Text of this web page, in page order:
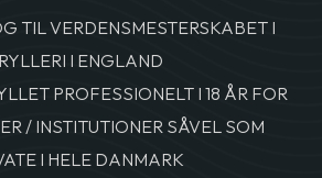
TIL VERDENSMESTERSKABET I
I ENGLAND
PROFESSIONELT I 18 ÅR FOR
/ INSTITUTIONER SÅVEL SOM
I HELE DANMARK